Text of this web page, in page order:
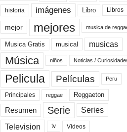
historia imágenes Libro Libros
mejor mejores musica de
Musica Gratis musical musicas
Música niños Noticias /
Pelicula Películas Peru
Principales reggae Reggaeton
Resumen Serie Series
Television tv Videos